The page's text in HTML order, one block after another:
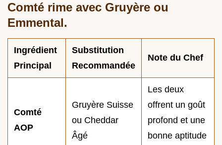
Comté rime avec Gruyère ou
Emmental.
Ingrédient
Principal
Substitution
Recommandée
Note du Chef
Comté
AOP
Gruyère Suisse
ou Cheddar
Âgé
Les deux
offrent un goût
profond et une
bonne aptitude